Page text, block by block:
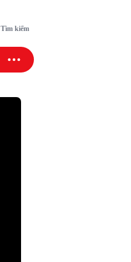
Tìm kiếm
SAO SPORT